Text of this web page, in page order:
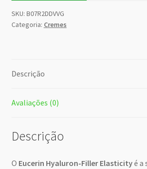
SKU: B07R2DDVVG
Categoria: Cremes
Descrição
Avaliações (0)
Descrição
O Eucerin Hyaluron-Filler Elasticityé a